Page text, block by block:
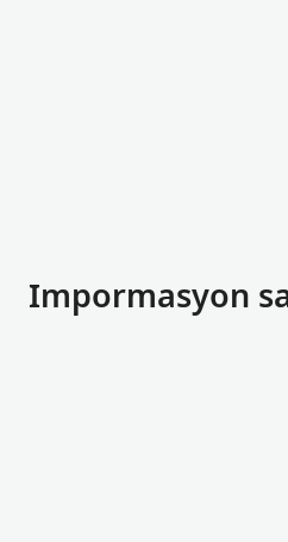
Impormasyon